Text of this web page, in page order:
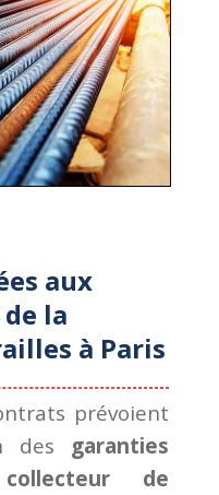
aux
la
à Paris
prévoient
des garanties
de